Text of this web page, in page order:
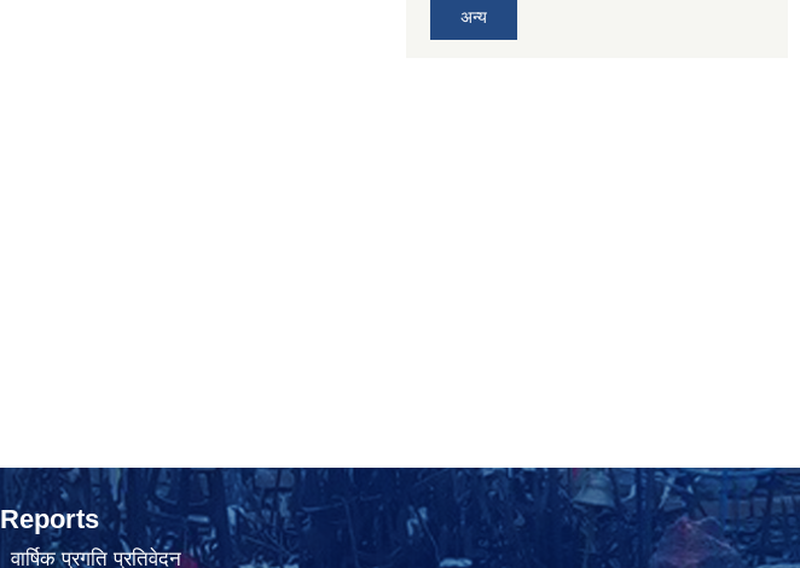
अन्य
Reports
वार्षिक प्रगति प्रतिवेदन